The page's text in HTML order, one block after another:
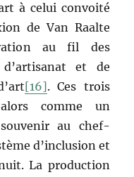
à celui convoité
de Van Raalte
au fil des
d’artisanat et de
[16]. Ces trois
comme un
au chef-
d’inclusion et
La production